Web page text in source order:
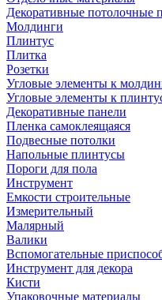
Декоративные потолочные
Молдинги
Плинтус
Плитка
Розетки
Угловые элементы к
Угловые элементы к
Декоративные панели
Пленка самоклеящаяся
Подвесные потолки
Напольные плинтусы
Пороги для пола
Инструмент
Емкости строительные
Измерительный
Малярный
Валики
Вспомогательные
Инструмент для декора
Кисти
Упаковочные материалы